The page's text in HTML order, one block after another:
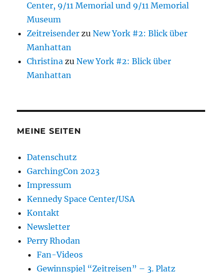
Center, 9/11 Memorial und 9/11 Memorial
Museum
Zeitreisender zuNew York #2: Blick über
Manhattan
Christina zuNew York #2: Blick über
Manhattan
MEINE SEITEN
Datenschutz
GarchingCon 2023
Impressum
Kennedy Space Center/USA
Kontakt
Newsletter
Perry Rhodan
Fan-Videos
Gewinnspiel “Zeitreisen” – 3. Platz